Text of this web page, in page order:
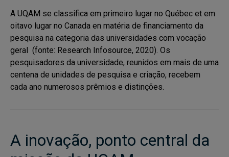
A UQAM se classifica em primeiro lugar no Québec et em
oitavo lugar no Canada en matéria de financiamento da
pesquisa na categoria das universidades com vocação
geral (fonte: Research Infosource, 2020). Os
pesquisadores da universidade, reunidos em mais de uma
centena de unidades de pesquisa e criação, recebem
cada ano numerosos prêmios e distinções.
A inovação, ponto central da